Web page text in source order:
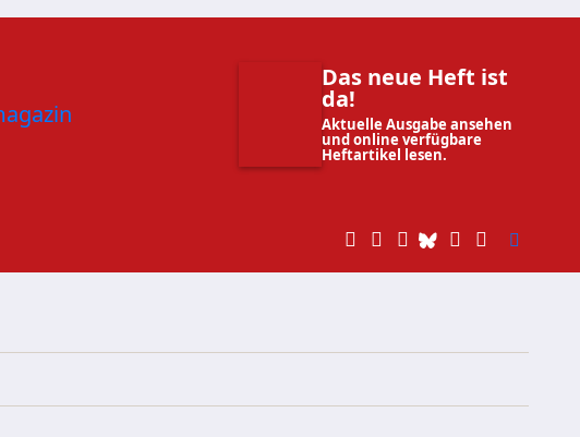
Das neue Heft ist
da!
Aktuelle Ausgabe ansehen
und online verfügbare
Heftartikel lesen.